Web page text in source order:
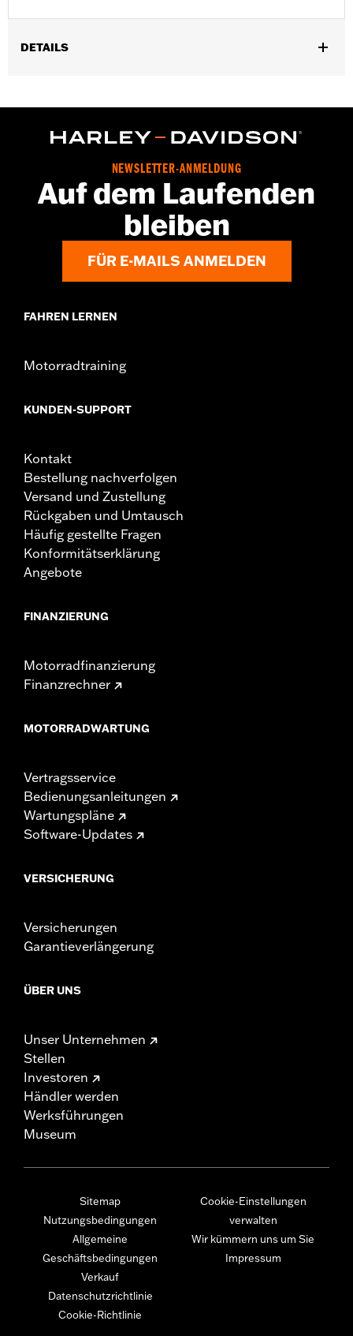
DETAILS
GARANTIE:Wolverine Worldwide Herstellergarantie – Alle
Herkunft:Importiert
Dimension Description:SCHAFTHÖHE: 13,3 cm /
ABSATZHÖHE: 2,5 cm
NEWSLETTER-ANMELDUNG
Auf dem Laufenden
bleiben
FÜR E-MAILS ANMELDEN
FAHREN LERNEN
Motorradtraining
KUNDEN-SUPPORT
Kontakt
Bestellung nachverfolgen
Versand und Zustellung
Rückgaben und Umtausch
Häufig gestellte Fragen
Konformitätserklärung
Angebote
FINANZIERUNG
Motorradfinanzierung
Finanzrechner
MOTORRADWARTUNG
Vertragsservice
Bedienungsanleitungen
Wartungspläne
Software-Updates
VERSICHERUNG
Versicherungen
Garantieverlängerung
ÜBER UNS
Unser Unternehmen
Stellen
Investoren
Händler werden
Werksführungen
Museum
Sitemap
Nutzungsbedingungen
Allgemeine
Geschäftsbedingungen
Verkauf
Datenschutzrichtlinie
Cookie-Richtlinie
Cookie-Einstellungen
verwalten
Wir kümmern uns um Sie
Impressum